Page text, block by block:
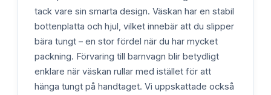
tack vare sin smarta design. Väskan har en stabil
bottenplatta och hjul, vilket innebär att du slipper
bära tungt – en stor fördel när du har mycket
packning. Förvaring till barnvagn blir betydligt
enklare när väskan rullar med istället för att
hänga tungt på handtaget. Vi uppskattade också